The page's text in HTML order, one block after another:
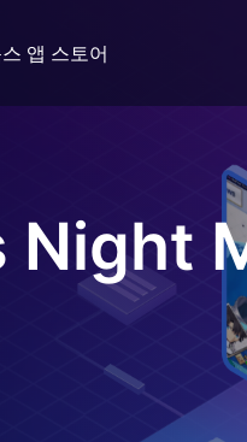
앱 스토어
Night